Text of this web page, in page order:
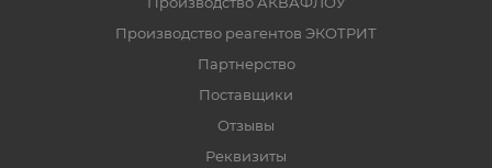
Производство реагентов ЭКОТРИТ
Партнерство
Поставщики
Отзывы
Реквизиты